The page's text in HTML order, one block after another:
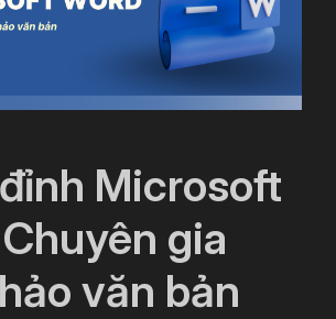
Microsoft
gia
văn bản